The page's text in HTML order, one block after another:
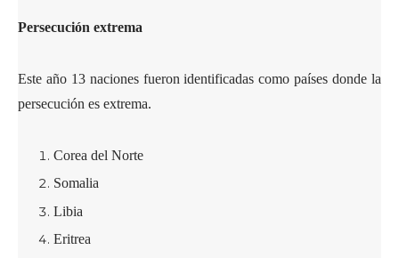
Persecución extrema
Este año 13 naciones fueron identificadas como países donde la
persecución es extrema.
Corea del Norte
Somalia
Libia
Eritrea